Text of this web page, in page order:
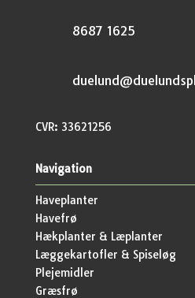
8687 1625
CVR: 33621256
Navigation
Haveplanter
Havefrø
Hækplanter & Læplanter
Læggekartofler & Spiseløg
Plejemidler
Græsfrø